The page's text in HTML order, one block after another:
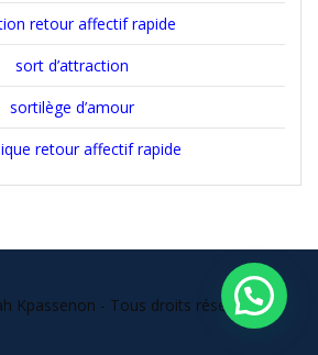
retour affectif rapide
sort d’attraction
sortilège d’amour
retour affectif rapide
Kpassenon - Tous droits réservés l